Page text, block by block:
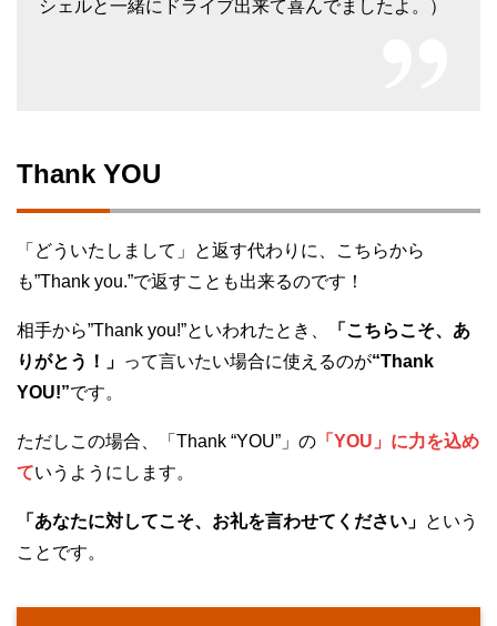
シェルと一緒にドライブ出来て喜んでましたよ。）
Thank YOU
「どういたしまして」と返す代わりに、こちらから
も”Thank you.”で返すことも出来るのです！
相手から”Thank you!”といわれたとき、
「こちらこそ、あ
りがとう！」 って言いたい場合に使えるのが“Thank
YOU!”です。
ただしこの場合、「Thank “YOU”」の 「YOU」に力を込め
ていうようにします。
「あなたに対してこそ、お礼を言わせてください」 という
ことです。